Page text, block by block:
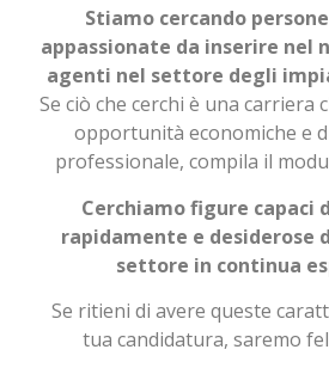
Stiamo cercando
appassionate da inserire nel
agenti nel settore degli
Se ciò che cerchi è una carriera
opportunità economiche e
professionale, compila il
Cerchiamo figure capaci
rapidamente e desiderose
settore in continua
Se ritieni di avere queste
tua candidatura, saremo